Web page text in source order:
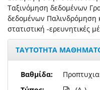
Ταξινόμηση δεδομένων
δεδομένων Παλινδρόμηση
στατιστική -ερευνητικές
ΤΑΥΤΟΤΗΤΑ
Βαθμίδα: